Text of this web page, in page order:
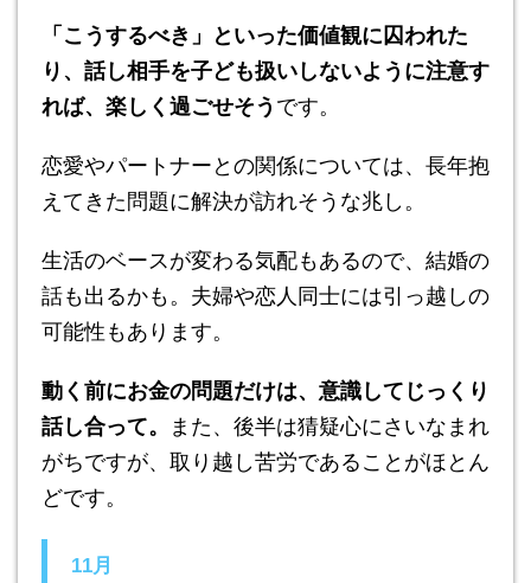
「こうするべき」といった価値観に囚われた
り、話し相手を子ども扱いしないように注意す
れば、楽しく過ごせそう です。
恋愛やパートナーとの関係については、長年抱
えてきた問題に解決が訪れそうな兆し。
生活のベースが変わる気配もあるので、結婚の
話も出るかも。夫婦や恋人同士には引っ越しの
可能性もあります。
動く前にお金の問題だけは、意識してじっくり
話し合って。
また、後半は猜疑心にさいなまれ
がちですが、取り越し苦労であることがほとん
どです。
11月